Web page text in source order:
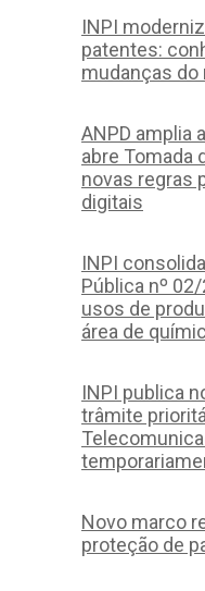
INPI
patentes:
mudanças do
ANPD amplia
abre Tomada
novas regras
digitais
INPI
Pública nº
usos de
área de
INPI publica
trâmite
Novo marco
proteção de